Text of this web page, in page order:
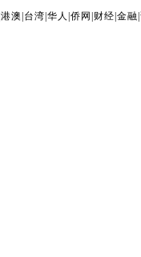
|港澳 台湾 |华人 |侨网 财经 |金融 |